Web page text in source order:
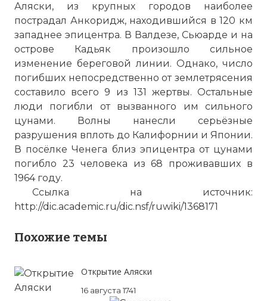
Аляски, из крупных городов наиболее
пострадал Анкоридж, находившийся в 120 км
западнее эпицентра. В Валдезе, Сьюарде и на
острове Кадьяк произошло сильное
изменение береговой линии. Однако, число
погибших непосредственно от землетрясения
составило всего 9 из 131 жертвы. Остальные
люди погибли от вызванного им сильного
цунами. Волны нанесли серьёзные
разрушения вплоть до Калифорнии и Японии.
В посёлке Ченега близ эпицентра от цунами
погибло 23 человека из 68 проживавших в
1964 году.
Ссылка на источник:
http://dic.academic.ru/dic.nsf/ruwiki/1368171
Похожие темы
Открытие Аляски
16 августа 1741